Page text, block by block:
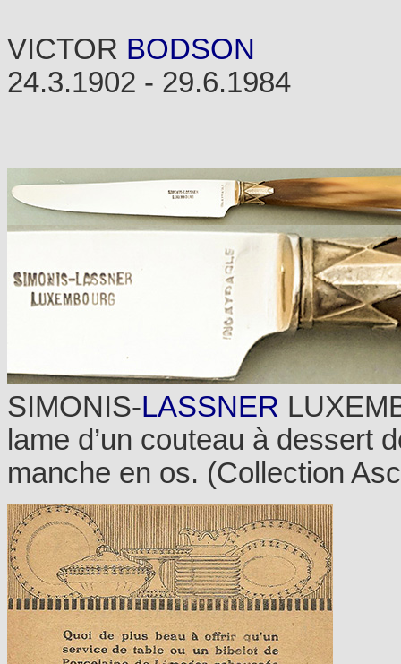
VICTOR BODSON
24.3.1902 - 29.6.1984
SIMONIS-LASSNER
lame d’un couteau à dessert
manche en os. (Collection